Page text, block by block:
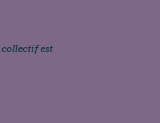
collectif est